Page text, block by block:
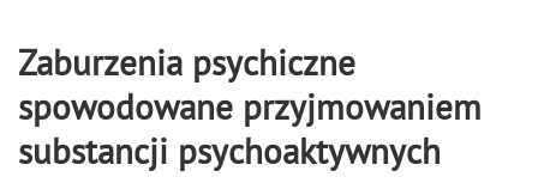
Zaburzenia psychiczne
spowodowane przyjmowaniem
substancji psychoaktywnych